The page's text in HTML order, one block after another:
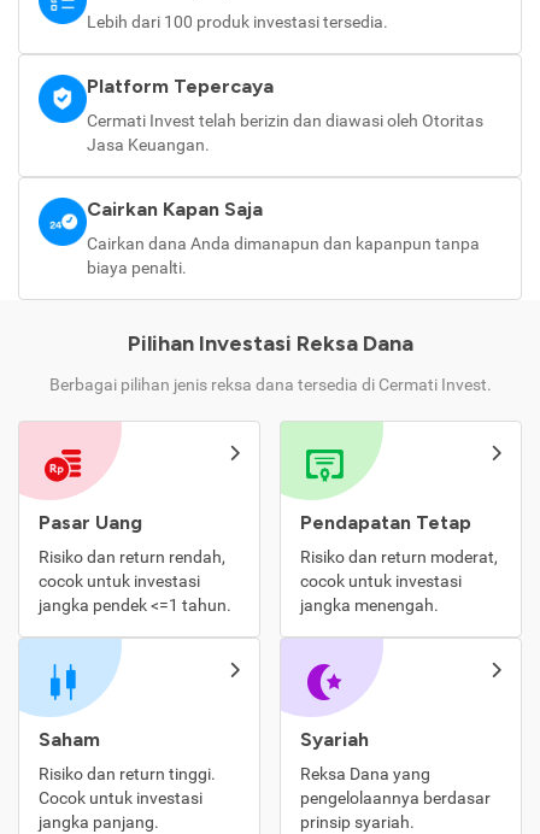
Lebih dari 100 produk investasi tersedia.
Platform Tepercaya
Cermati Invest telah berizin dan diawasi oleh Otoritas
Jasa Keuangan.
Cairkan Kapan Saja
Cairkan dana Anda dimanapun dan kapanpun tanpa
biaya penalti.
Pilihan Investasi Reksa Dana
Berbagai pilihan jenis reksa dana tersedia di Cermati Invest.
Pasar Uang
Risiko dan return rendah,
cocok untuk investasi
jangka pendek <=1 tahun.
Pendapatan Tetap
Risiko dan return moderat,
cocok untuk investasi
jangka menengah.
Saham
Risiko dan return tinggi.
Cocok untuk investasi
jangka panjang.
Syariah
Reksa Dana yang
pengelolaannya berdasar
prinsip syariah.